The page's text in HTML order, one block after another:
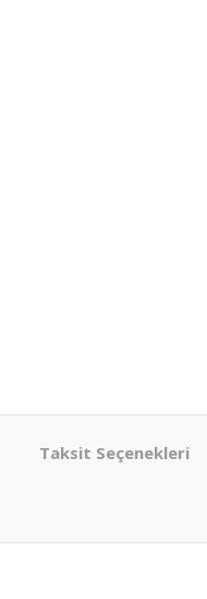
Taksit Seçenekleri